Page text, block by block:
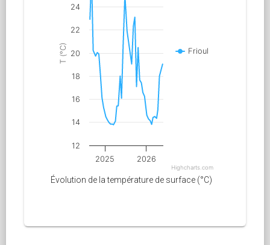
T
(
°
C
) Frioul
2025 2026
12
14
16
18
20
22
24
Highcharts.com
Évolution de la température de surface (°C)